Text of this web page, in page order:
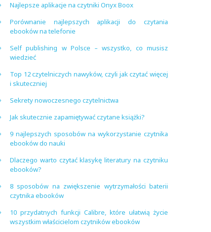
Najlepsze aplikacje na czytniki Onyx Boox
Porównanie najlepszych aplikacji do czytania
ebooków na telefonie
Self publishing w Polsce – wszystko, co musisz
wiedzieć
Top 12 czytelniczych nawyków, czyli jak czytać więcej
i skuteczniej
Sekrety nowoczesnego czytelnictwa
Jak skutecznie zapamiętywać czytane książki?
9 najlepszych sposobów na wykorzystanie czytnika
ebooków do nauki
Dlaczego warto czytać klasykę literatury na czytniku
ebooków?
8 sposobów na zwiększenie wytrzymałości baterii
czytnika ebooków
10 przydatnych funkcji Calibre, które ułatwią życie
wszystkim właścicielom czytników ebooków